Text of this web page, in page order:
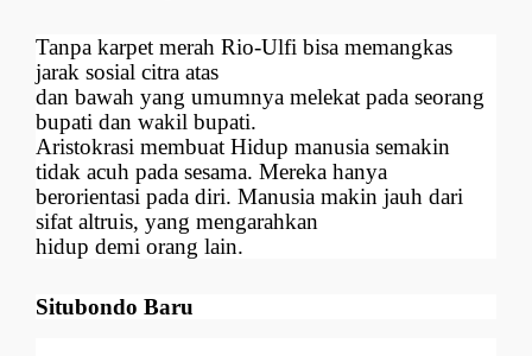
Tanpa karpet merah Rio-Ulfi bisa memangkas
jarak sosial citra atas
dan bawah yang umumnya melekat pada seorang
bupati dan wakil bupati.
Aristokrasi membuat Hidup manusia semakin
tidak acuh pada sesama. Mereka hanya
berorientasi pada diri. Manusia makin jauh dari
sifat altruis, yang mengarahkan
hidup demi orang lain.
Situbondo Baru